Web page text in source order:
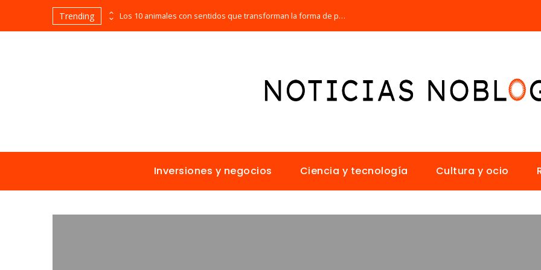
Trending Las empresas que alcanzaron los picos más altos en valor bursátil histórico Los 10 animales con sentidos que transforman la forma de percibir el mundo
Inversiones y negocios Ciencia y tecnología Cultura y ocio